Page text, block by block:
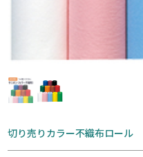
切り売りカラー不織布ロール